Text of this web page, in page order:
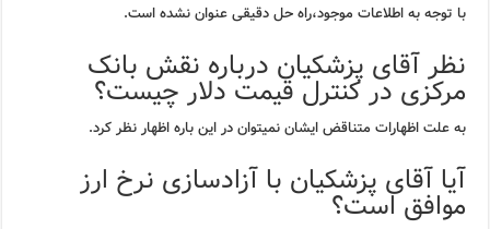
با توجه به اطلاعات موجود،راه حل دقیقی عنوان نشده است.
نظر آقای پزشکیان درباره نقش بانک
مرکزی در کنترل قیمت دلار چیست؟
به علت اظهارات متناقض ایشان نمیتوان در این باره اظهار نظر کرد.
آیا آقای پزشکیان با آزادسازی نرخ ارز
موافق است؟